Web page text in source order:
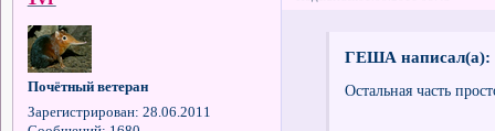
Почётный ветеран
Зарегистрирован: 28.06.2011
ГЕША написал(а):
Остальная часть